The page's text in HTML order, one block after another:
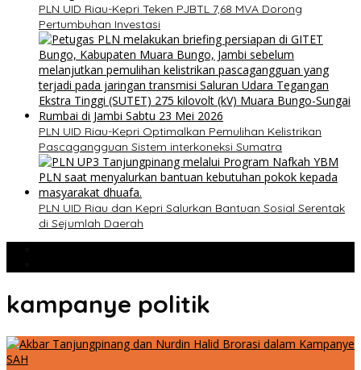
PLN UID Riau-Kepri Teken PJBTL 7,68 MVA Dorong
Pertumbuhan Investasi
PLN UID Riau-Kepri Optimalkan Pemulihan Kelistrikan
Pascagangguan Sistem interkoneksi Sumatra
PLN UID Riau dan Kepri Salurkan Bantuan Sosial Serentak
di Sejumlah Daerah
kampanye politik